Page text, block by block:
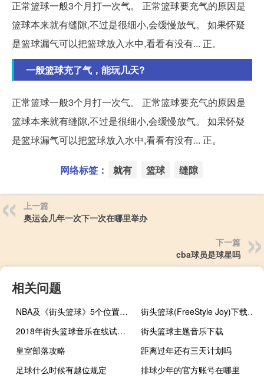
正常篮球一般3个月打一次气。 正常篮球要充气的原因是
篮球本来就有缝隙,不过是很细小,会缓慢放气。 如果怀疑
是篮球漏气可以把篮球放入水中,看看有没有... 正。
一般篮球充了气，能玩几天?
正常篮球一般3个月打一次气。 正常篮球要充气的原因是
篮球本来就有缝隙,不过是很细小,会缓慢放气。 如果怀疑
是篮球漏气可以把篮球放入水中,看看有没有... 正。
网络标签： 就有 篮球 缝隙
上一篇
奥运会几年一次下一次在哪里举办
下一篇
cba球员是球星吗
相关问题
NBA及《街头篮球》5个位置的详细介绍
街头篮球(FreeStyle Joy)下载(电脑、安卓和IOS所有版本)
2018年街头篮球音乐在线试听及下载
街头篮球主题音乐下载
皇室部落攻略
距离过年还有三天计划吗
足球什么时候有越位规定
排球少年的官方账号在哪里